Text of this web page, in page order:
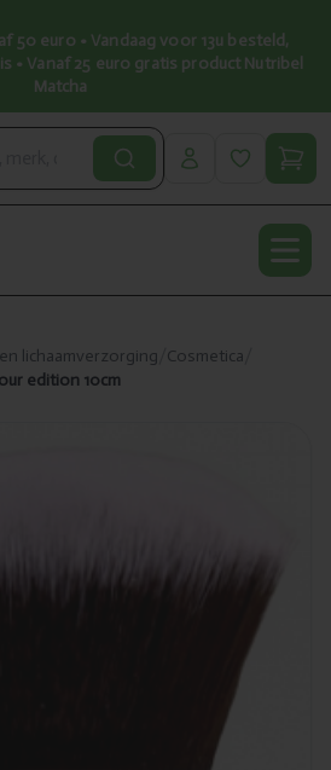
50 euro • Vandaag voor 13u besteld,
• Vanaf 25 euro gratis product Nutribel
Matcha
lichaamverzorging Cosmetica
edition 10cm